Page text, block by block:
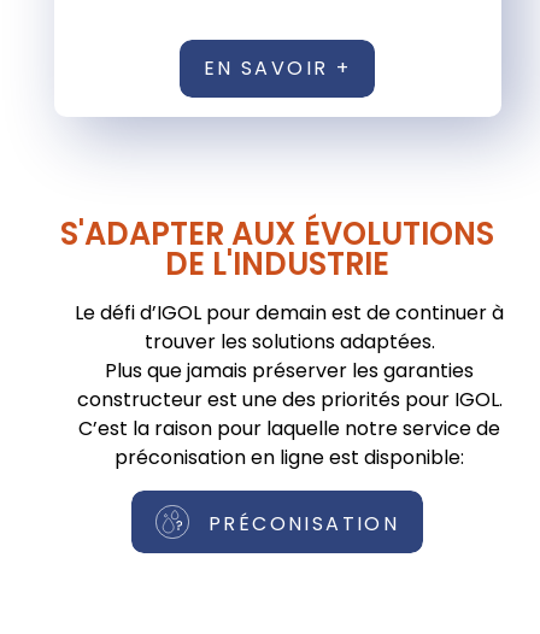
EN SAVOIR +
S'ADAPTER AUX ÉVOLUTIONS
DE L'INDUSTRIE
Le défi d’IGOL pour demain est de continuer à
trouver les solutions adaptées.
Plus que jamais préserver les garanties
constructeur est une des priorités pour IGOL.
C’est la raison pour laquelle notre service de
préconisation en ligne est disponible:
PRÉCONISATION